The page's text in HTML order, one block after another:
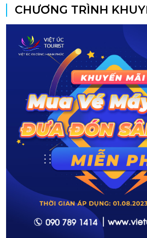
CHƯƠNG TRÌNH